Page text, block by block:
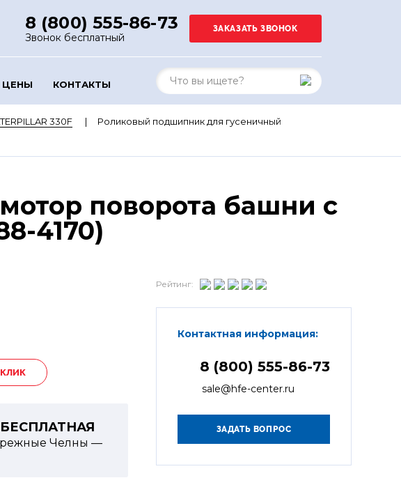
8 (800) 555-86-73
Звонок бесплатный
ЦЕНЫ КОНТАКТЫ
330F
Роликовый подшипник для гусеничный
поворота башни с
4170)
БЕСПЛАТНАЯ
Челны —
Рейтинг:
Контактная информация:
8 (800) 555-86-73
sale@hfe-center.ru